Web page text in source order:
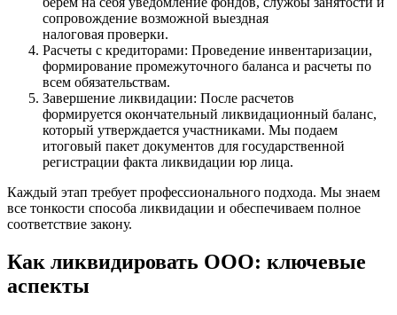
сопровождение возможной выездная
налоговая проверки.
Расчеты с кредиторами: Проведение инвентаризации,
формирование промежуточного баланса и расчеты по
всем обязательствам.
Завершение ликвидации: После расчетов
формируется окончательный ликвидационный баланс,
который утверждается участниками. Мы подаем
итоговый пакет документов для государственной
регистрации факта ликвидации юр лица.
Каждый этап требует профессионального подхода. Мы знаем
все тонкости способа ликвидации и обеспечиваем полное
соответствие закону.
Как ликвидировать ООО: ключевые
аспекты